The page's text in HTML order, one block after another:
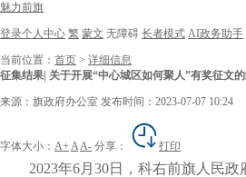
魅力前旗
登录个人中心 繁 蒙文 无障碍 长者模式 AI政务助手
当前位置： 首页 > 详细信息
征集结果| 关于开展“中心城区如何聚人”有奖征文
来源：旗政府办公室 发布时间：2023-07-07 10:24
字体大小： A+ AA- 分享： 打印
2023年6月30日，科右前旗人民政